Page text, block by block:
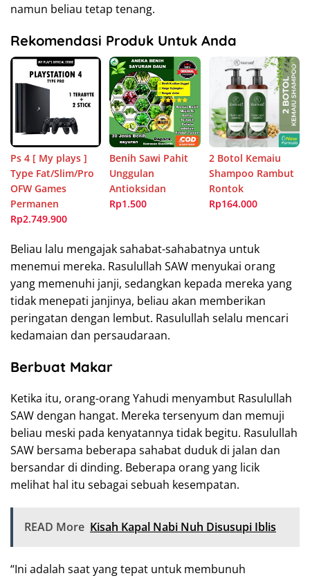
namun beliau tetap tenang.
Rekomendasi Produk Untuk Anda
Ps 4 [ My plays ]
Type Fat/Slim/Pro
OFW Games
Permanen
Rp2.749.900
Benih Sawi Pahit
Unggulan
Antioksidan
Rp1.500
2 Botol Kemaiu
Shampoo Rambut
Rontok
Rp164.000
Beliau lalu mengajak sahabat-sahabatnya untuk
menemui mereka. Rasulullah SAW menyukai orang
yang memenuhi janji, sedangkan kepada mereka yang
tidak menepati janjinya, beliau akan memberikan
peringatan dengan lembut. Rasulullah selalu mencari
kedamaian dan persaudaraan.
Berbuat Makar
Ketika itu, orang-orang Yahudi menyambut Rasulullah
SAW dengan hangat. Mereka tersenyum dan memuji
beliau meski pada kenyatannya tidak begitu. Rasulullah
SAW bersama beberapa sahabat duduk di jalan dan
bersandar di dinding. Beberapa orang yang licik
melihat hal itu sebagai sebuah kesempatan.
READ More Kisah Kapal Nabi Nuh Disusupi Iblis
“Ini adalah saat yang tepat untuk membunuh